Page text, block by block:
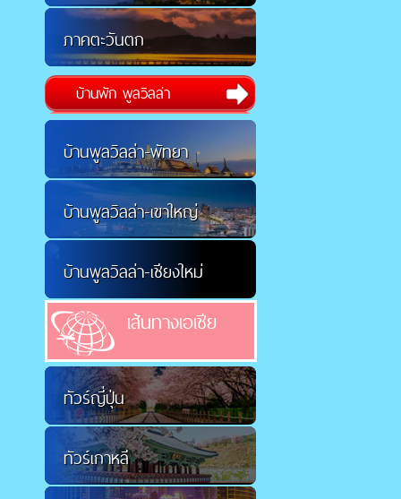
ภาคตะวันตก
บ้านพัก พูลวิลล่า
บ้านพูลวิลล่า-พัทยา
บ้านพูลวิลล่า-เขาใหญ่
บ้านพูลวิลล่า-เชียงใหม่
เส้นทางเอเชีย
ทัวร์ญี่ปุ่น
ทัวร์เกาหลี